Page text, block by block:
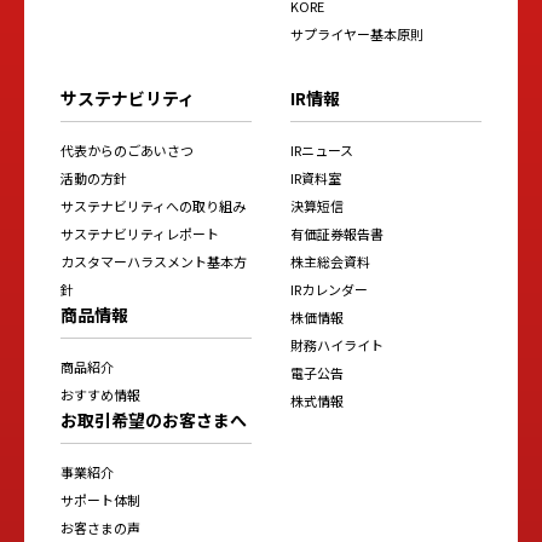
KORE
サプライヤー基本原則
サステナビリティ
代表からのごあいさつ
活動の方針
サステナビリティへの取り組み
サステナビリティレポート
カスタマーハラスメント基本方
針
商品情報
商品紹介
おすすめ情報
お取引希望のお客さまへ
事業紹介
サポート体制
お客さまの声
IR情報
IRニュース
IR資料室
決算短信
有価証券報告書
株主総会資料
IRカレンダー
株価情報
財務ハイライト
電子公告
株式情報